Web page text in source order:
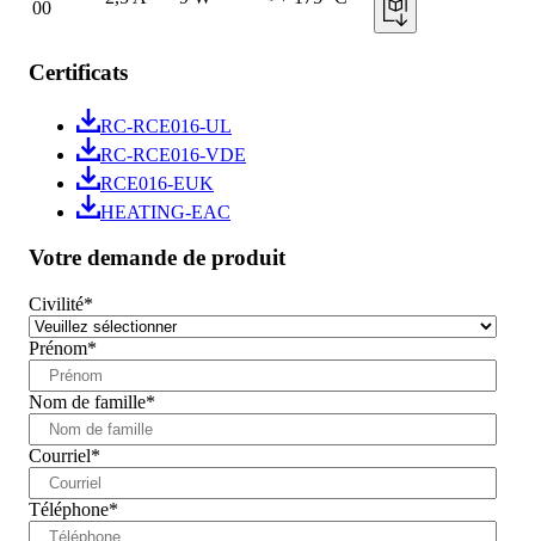
00
Certificats
RC-RCE016-UL
RC-RCE016-VDE
RCE016-EUK
HEATING-EAC
Votre demande de produit
Civilité*
Prénom*
Nom de famille*
Courriel*
Téléphone*